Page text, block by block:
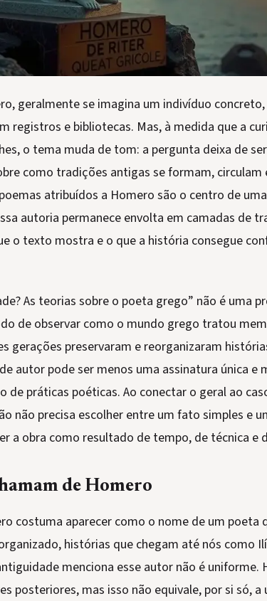
geralmente se imagina um indivíduo
registros e bibliotecas. Mas, à medida que a
o tema muda de tom: a pergunta deixa de
como tradições antigas se formam, circulam
atribuídos a Homero são o centro de
autoria permanece envolta em camadas de
o texto mostra e o que a história consegue
As teorias sobre o poeta grego” não é uma
de observar como o mundo grego tratou
gerações preservaram e reorganizaram
autor pode ser menos uma assinatura única e
de práticas poéticas. Ao conectar o geral ao
não precisa escolher entre um fato simples e
a obra como resultado de tempo, de técnica e
de Homero
costuma aparecer como o nome de um poeta
histórias que chegam até nós como
menciona esse autor não é uniforme.
posteriores, mas isso não equivale, por si só, a